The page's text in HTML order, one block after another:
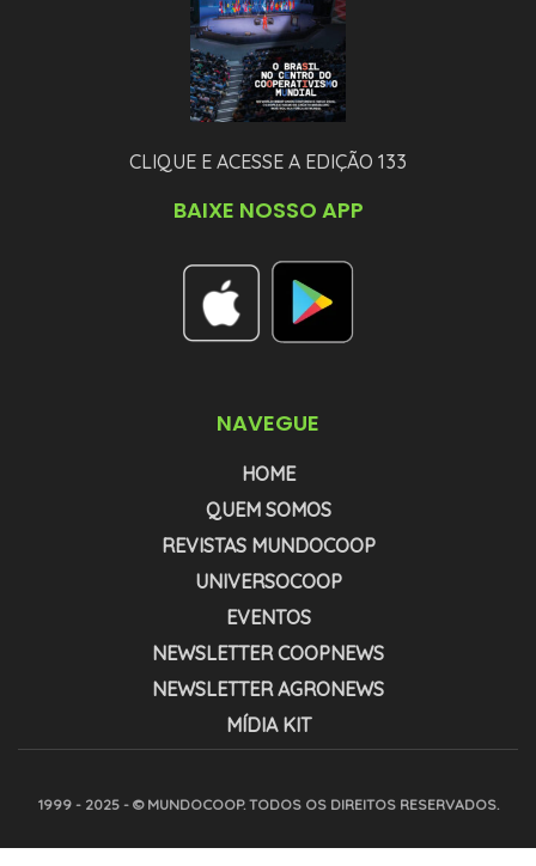
CLIQUE E ACESSE A EDIÇÃO 133
BAIXE NOSSO APP
NAVEGUE
HOME
QUEM SOMOS
REVISTAS MUNDOCOOP
UNIVERSOCOOP
EVENTOS
NEWSLETTER COOPNEWS
NEWSLETTER AGRONEWS
MÍDIA KIT
1999 - 2025 - © MUNDOCOOP. TODOS OS DIREITOS RESERVADOS.